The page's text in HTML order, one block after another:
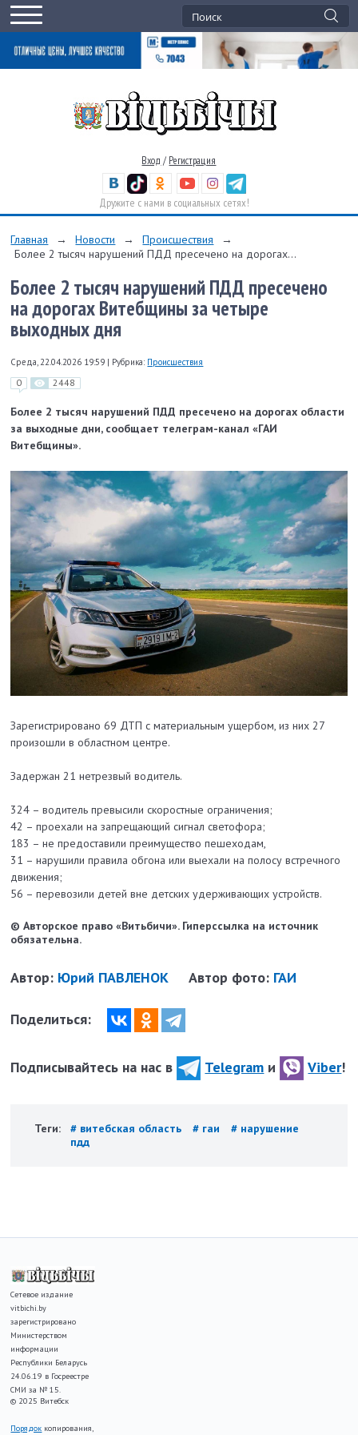
Вход / Регистрация
Дружите с нами в социальных сетях!
Главная → Новости → Происшествия
→
Более 2 тысяч нарушений ПДД пресечено на дорогах...
Более 2 тысяч нарушений ПДД пресечено
на дорогах Витебщины за четыре
выходных дня
Среда, 22.04.2026 19:59 | Рубрика: Происшествия
0 2448
Более 2 тысяч нарушений ПДД пресечено на дорогах области
за выходные дни, сообщает телеграм-канал «ГАИ
Витебщины».
Зарегистрировано 69 ДТП с материальным ущербом, из них 27
произошли в областном центре.
Задержан 21 нетрезвый водитель.
324 – водитель превысили скоростные ограничения;
42 – проехали на запрещающий сигнал светофора;
183 – не предоставили преимущество пешеходам,
31 – нарушили правила обгона или выехали на полосу встречного
движения;
56 – перевозили детей вне детских удерживающих устройств.
© Авторское право «Витьбичи». Гиперссылка на источник
обязательна.
Автор: Юрий ПАВЛЕНОК Автор фото: ГАИ
Поделиться:
Подписывайтесь на нас в Telegram и Viber!
Теги: # витебская область # гаи
# нарушение
пдд
Сетевое издание
vitbichi.by
зарегистрировано
Министерством
информации
Республики Беларусь
24.06.19 в Госреестре
СМИ за № 15.
© 2025 Витебск
Порядок копирования,